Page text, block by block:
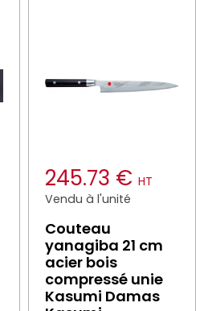
245.73 € HT
Vendu à l'unité
Couteau
yanagiba 21 cm
acier bois
compressé unie
Kasumi Damas